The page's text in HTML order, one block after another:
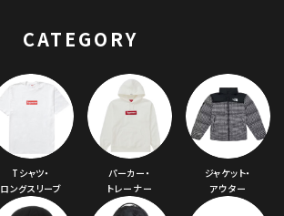
CATEGORY
Tシャツ・
ロングスリーブ
パーカー・
トレーナー
ジャケット・
アウター